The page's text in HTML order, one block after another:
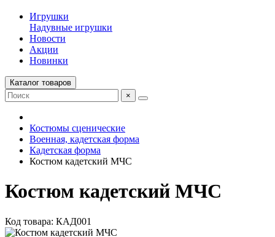
Игрушки
Надувные игрушки
Новости
Акции
Новинки
Каталог товаров
×
Костюмы сценические
Военная, кадетская форма
Кадетская форма
Костюм кадетский МЧС
Костюм кадетский МЧС
Код товара: КАД001